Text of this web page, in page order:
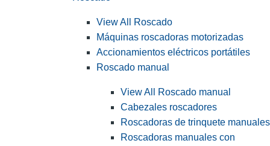
View All Roscado
Máquinas roscadoras motorizadas
Accionamientos eléctricos portátiles
Roscado manual
View All Roscado manual
Cabezales roscadores
Roscadoras de trinquete manuales
Roscadoras manuales con